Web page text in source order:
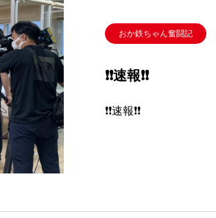
おか鉄ちゃん奮闘記
❗❗速報❗❗
❗❗速報❗❗